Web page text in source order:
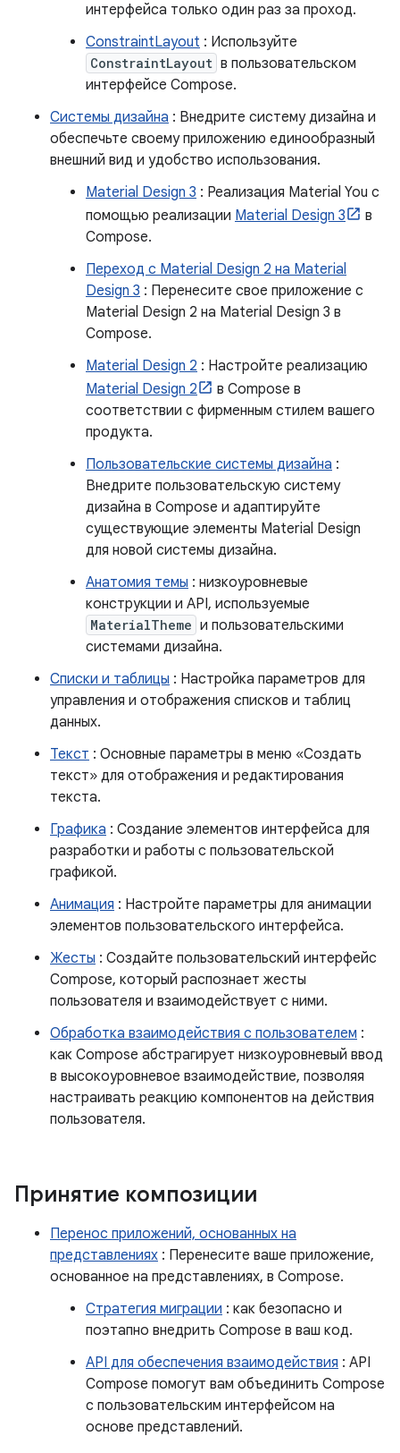
интерфейса только один раз за проход.
ConstraintLayout : Используйте
ConstraintLayout в пользовательском
интерфейсе Compose.
Системы дизайна : Внедрите систему дизайна и
обеспечьте своему приложению единообразный
внешний вид и удобство использования.
Material Design 3 : Реализация Material You с
помощью реализации Material Design 3
в
Compose.
Переход с Material Design 2 на Material
Design 3 : Перенесите свое приложение с
Material Design 2 на Material Design 3 в
Compose.
Material Design 2 : Настройте реализацию
Material Design 2
в Compose в
соответствии с фирменным стилем вашего
продукта.
Пользовательские системы дизайна :
Внедрите пользовательскую систему
дизайна в Compose и адаптируйте
существующие элементы Material Design
для новой системы дизайна.
Анатомия темы : низкоуровневые
конструкции и API, используемые
MaterialTheme и пользовательскими
системами дизайна.
Списки и таблицы : Настройка параметров для
управления и отображения списков и таблиц
данных.
Текст : Основные параметры в меню «Создать
текст» для отображения и редактирования
текста.
Графика : Создание элементов интерфейса для
разработки и работы с пользовательской
графикой.
Анимация : Настройте параметры для анимации
элементов пользовательского интерфейса.
Жесты : Создайте пользовательский интерфейс
Compose, который распознает жесты
пользователя и взаимодействует с ними.
Обработка взаимодействия с пользователем :
как Compose абстрагирует низкоуровневый ввод
в высокоуровневое взаимодействие, позволяя
настраивать реакцию компонентов на действия
пользователя.
Принятие композиции
Перенос приложений, основанных на
представлениях : Перенесите ваше приложение,
основанное на представлениях, в Compose.
Стратегия миграции : как безопасно и
поэтапно внедрить Compose в ваш код.
API для обеспечения взаимодействия : API
Compose помогут вам объединить Compose
с пользовательским интерфейсом на
основе представлений.